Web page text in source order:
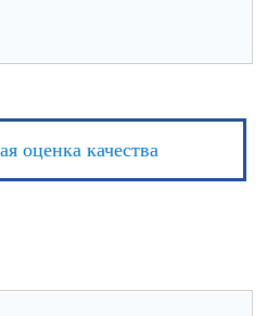
оценка качества